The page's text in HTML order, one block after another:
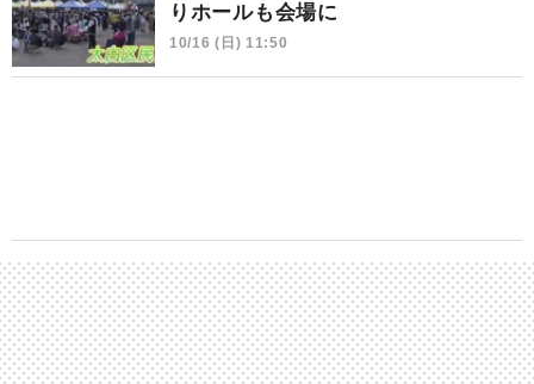
りホールも会場に
10/16 (日) 11:50